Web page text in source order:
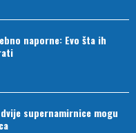
naporne: Evo šta ih
supernamirnice mogu